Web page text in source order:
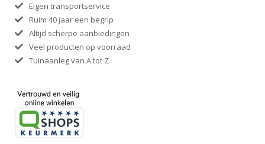
Eigen transportservice
Ruim 40 jaar een begrip
Altijd scherpe aanbiedingen
Veel producten op voorraad
Tuinaanleg van A tot Z